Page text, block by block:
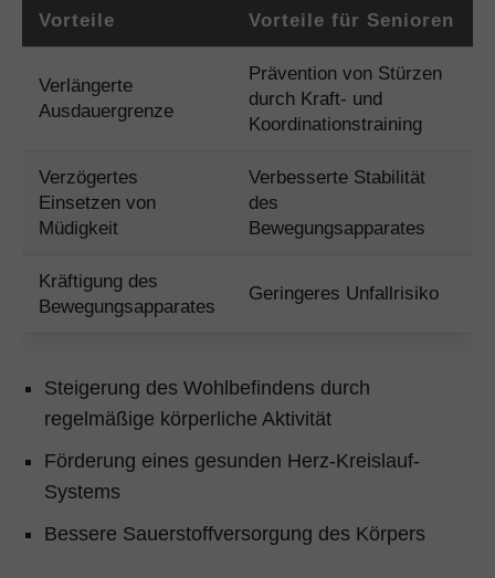
Vorteile Vorteile für Senioren
Verlängerte
Ausdauergrenze
Prävention von Stürzen
durch Kraft- und
Koordinationstraining
Verzögertes
Einsetzen von
Müdigkeit
Verbesserte Stabilität
des
Bewegungsapparates
Kräftigung des
Bewegungsapparates
Geringeres Unfallrisiko
Steigerung des Wohlbefindens durch
regelmäßige körperliche Aktivität
Förderung eines gesunden Herz-Kreislauf-
Systems
Bessere Sauerstoffversorgung des Körpers